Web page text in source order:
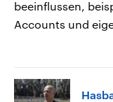
beeinflussen,
Accounts und